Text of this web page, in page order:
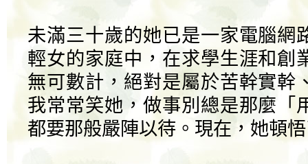
未滿三十歲的她已是一家電腦網
輕女的家庭中，在求學生涯和創
無可數計，絕對是屬於苦幹實幹
我常常笑她，做事別總是那麼「
都要那般嚴陣以待。現在，她頓